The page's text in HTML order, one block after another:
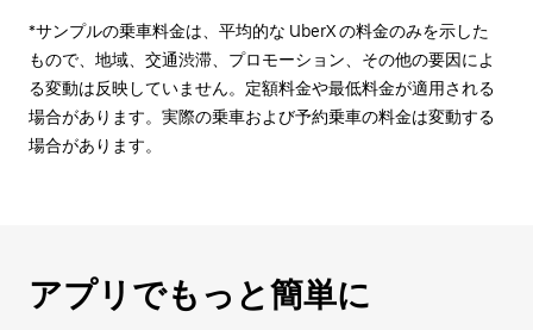
*サンプルの乗車料金は、平均的な UberX の料金のみを示した
もので、地域、交通渋滞、プロモーション、その他の要因によ
る変動は反映していません。定額料金や最低料金が適用される
場合があります。実際の乗車および予約乗車の料金は変動する
場合があります。
アプリでもっと簡単に